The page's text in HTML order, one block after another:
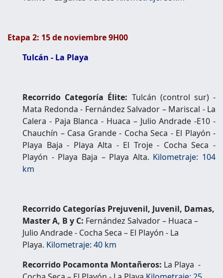
Etapa 2: 15 de noviembre 9H00
Tulcán - La Playa
Recorrido Categoría Élite: Tulcán (control sur) -
Mata Redonda - Fernández Salvador – Mariscal - La
Calera - Paja Blanca - Huaca – Julio Andrade -E10 -
Chauchín – Casa Grande - Cocha Seca - El Playón -
Playa Baja - Playa Alta - El Troje - Cocha Seca -
Playón - Playa Baja – Playa Alta. Kilometraje: 104
km
Recorrido Categorías Prejuvenil, Juvenil, Damas,
Master A, B y C: Fernández Salvador – Huaca –
Julio Andrade - Cocha Seca – El Playón - La
Playa. Kilometraje: 40 km
Recorrido Pocamonta Montañeros: La Playa -